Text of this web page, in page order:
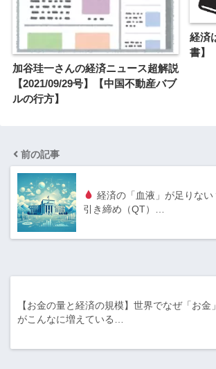
加谷珪一さんの経済ニュース超解説
【2021/09/29号】【中国不動産バブ
ルの行方】
経済
書】
前の記事
経済の「血液」が足りな
引き締め（QT）…
【お金の量と経済の規模】世界でなぜ「お金」
がこんなに増えている…